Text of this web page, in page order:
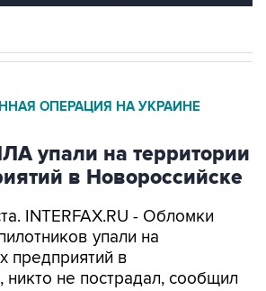
ОПЕРАЦИЯ НА УКРАИНЕ
упали на территории
в Новороссийске
INTERFAX.RU - Обломки
упали на
предприятий в
никто не пострадал, сообщил